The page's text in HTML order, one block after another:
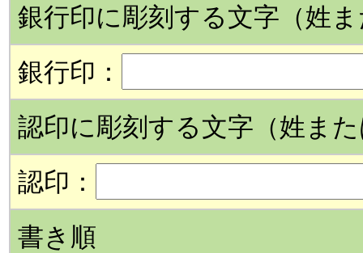
銀行印に彫刻する文字（姓
銀行印：
認印に彫刻する文字（姓ま
認印：
書き順